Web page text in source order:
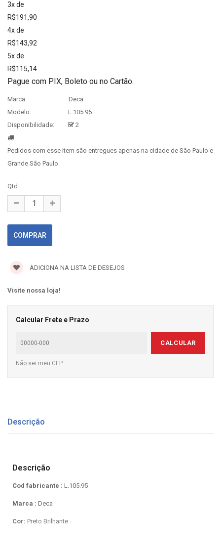
3x de
R$191,90
4x de
R$143,92
5x de
R$115,14
Pague com PIX, Boleto ou no Cartão.
Marca:
Deca
Modelo:
L.105.95
Disponibilidade:
2
Pedidos com esse item são entregues apenas na cidade de São Paulo e
Grande São Paulo.
Qtd
ADICIONA NA LISTA DE DESEJOS
Visite nossa loja!
Calcular Frete e Prazo
CALCULAR
Não sei meu CEP
Descrição
Descrição
Cod fabricante : L.105.95
Marca : Deca
Cor: Preto Brilhante